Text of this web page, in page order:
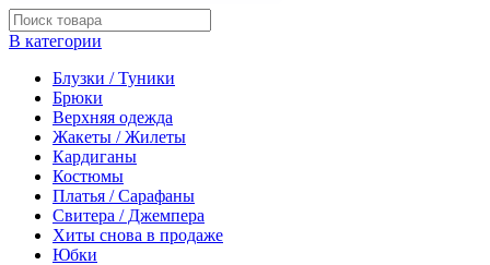
В категории
Блузки / Туники
Брюки
Верхняя одежда
Жакеты / Жилеты
Кардиганы
Костюмы
Платья / Сарафаны
Свитера / Джемпера
Хиты снова в продаже
Юбки